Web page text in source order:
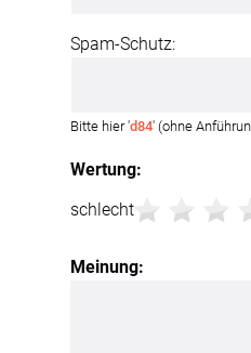
Wertung:
schlecht
Meinung:
Spam-Schutz:
Bitte hier 'd84' (ohne